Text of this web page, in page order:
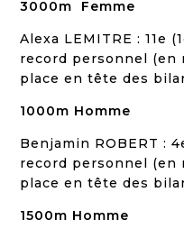
3000m Femme
Alexa LEMITRE : 11e
record personnel (en
place en tête des
1000m Homme
Benjamin ROBERT :
record personnel (en
place en tête des
1500m Homme